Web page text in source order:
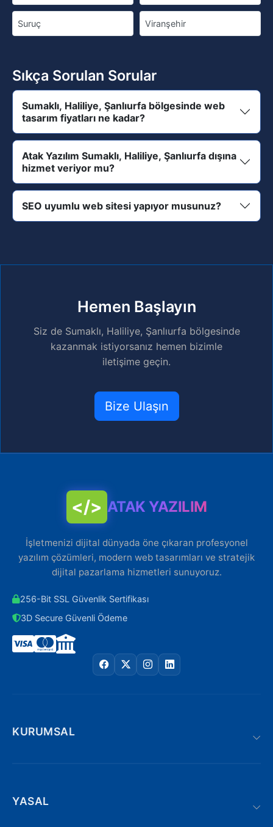
Suruç Viranşehir
Sıkça Sorulan Sorular
Sumaklı, Haliliye, Şanlıurfa bölgesinde web
tasarım fiyatları ne kadar?
Atak Yazılım Sumaklı, Haliliye, Şanlıurfa dışına
hizmet veriyor mu?
SEO uyumlu web sitesi yapıyor musunuz?
Hemen Başlayın
Siz de Sumaklı, Haliliye, Şanlıurfa bölgesinde
kazanmak istiyorsanız hemen bizimle
iletişime geçin.
Bize Ulaşın
</> ATAK YAZILIM
İşletmenizi dijital dünyada öne çıkaran profesyonel
yazılım çözümleri, modern web tasarımları ve stratejik
dijital pazarlama hizmetleri sunuyoruz.
256-Bit SSL Güvenlik Sertifikası
3D Secure Güvenli Ödeme
KURUMSAL
YASAL